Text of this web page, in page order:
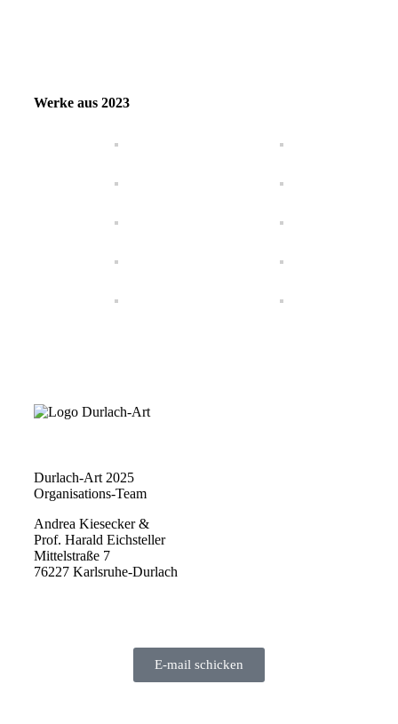
Werke aus 2023
Durlach-Art 2025
Organisations-Team
Andrea Kiesecker &
Prof. Harald Eichsteller
Mittelstraße 7
76227 Karlsruhe-Durlach
E-mail schicken